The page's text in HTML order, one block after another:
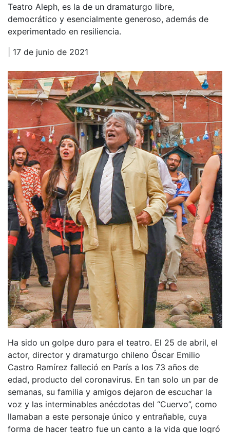
Teatro Aleph, es la de un dramaturgo libre,
democrático y esencialmente generoso, además de
experimentado en resiliencia.
| 17 de junio de 2021
Ha sido un golpe duro para el teatro. El 25 de abril, el
actor, director y dramaturgo chileno Óscar Emilio
Castro Ramírez falleció en París a los 73 años de
edad, producto del coronavirus. En tan solo un par de
semanas, su familia y amigos dejaron de escuchar la
voz y las interminables anécdotas del “Cuervo”, como
llamaban a este personaje único y entrañable, cuya
forma de hacer teatro fue un canto a la vida que logró